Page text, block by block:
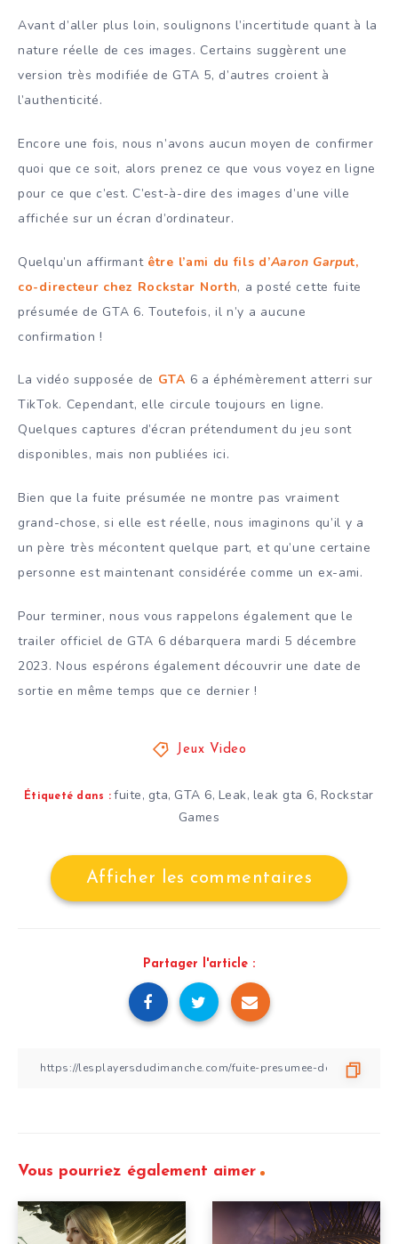
Avant d’aller plus loin, soulignons l’incertitude quant à la
nature réelle de ces images. Certains suggèrent une
version très modifiée de GTA 5, d’autres croient à
l’authenticité.
Encore une fois, nous n’avons aucun moyen de confirmer
quoi que ce soit, alors prenez ce que vous voyez en ligne
pour ce que c’est. C’est-à-dire des images d’une ville
affichée sur un écran d’ordinateur.
Quelqu’un affirmant être l’ami du fils d’Aaron Garput,
co-directeur chez Rockstar North, a posté cette fuite
présumée de GTA 6. Toutefois, il n’y a aucune
confirmation !
La vidéo supposée de GTA 6 a éphémèrement atterri sur
TikTok. Cependant, elle circule toujours en ligne.
Quelques captures d’écran prétendument du jeu sont
disponibles, mais non publiées ici.
Bien que la fuite présumée ne montre pas vraiment
grand-chose, si elle est réelle, nous imaginons qu’il y a
un père très mécontent quelque part, et qu’une certaine
personne est maintenant considérée comme un ex-ami.
Pour terminer, nous vous rappelons également que le
trailer officiel de GTA 6 débarquera mardi 5 décembre
2023. Nous espérons également découvrir une date de
sortie en même temps que ce dernier !
Jeux Video
Étiqueté dans : fuite, gta, GTA 6, Leak, leak gta 6, Rockstar
Games
Afficher les commentaires
Partager l'article :
Vous pourriez également aimer